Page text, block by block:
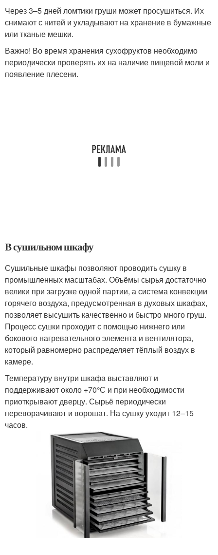
Через 3–5 дней ломтики груши может просушиться. Их
снимают с нитей и укладывают на хранение в бумажные
или тканые мешки.
Важно! Во время хранения сухофруктов необходимо
периодически проверять их на наличие пищевой моли и
появление плесени.
В сушильном шкафу
Сушильные шкафы позволяют проводить сушку в
промышленных масштабах. Объёмы сырья достаточно
велики при загрузке одной партии, а система конвекции
горячего воздуха, предусмотренная в духовых шкафах,
позволяет высушить качественно и быстро много груш.
Процесс сушки проходит с помощью нижнего или
бокового нагревательного элемента и вентилятора,
который равномерно распределяет тёплый воздух в
камере.
Температуру внутри шкафа выставляют и
поддерживают около +70°С и при необходимости
приоткрывают дверцу. Сырьё периодически
переворачивают и ворошат. На сушку уходит 12–15
часов.